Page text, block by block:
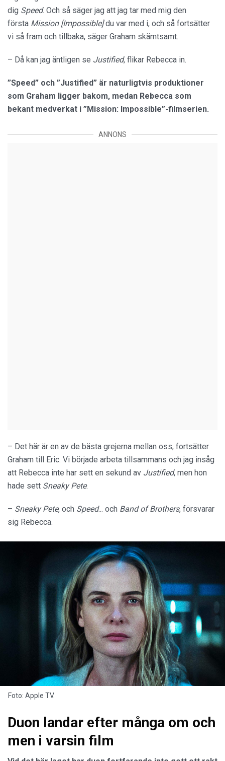
dig Speed. Och så säger jag att jag tar med mig den
första Mission [Impossible]du var med i, och så fortsätter
vi så fram och tillbaka, säger Graham skämtsamt.
– Då kan jag äntligen se Justified, flikar Rebecca in.
”Speed” och ”Justified” är naturligtvis produktioner
som Graham ligger bakom, medan Rebecca som
bekant medverkat i ”Mission: Impossible”-filmserien.
ANNONS
– Det här är en av de bästa grejerna mellan oss, fortsätter
Graham till Eric. Vi började arbeta tillsammans och jag insåg
att Rebecca inte har sett en sekund av Justified, men hon
hade sett Sneaky Pete.
– Sneaky Pete, och Speed... och Band of Brothers, försvarar
sig Rebecca.
Foto: Apple TV.
Duon landar efter många om och
men i varsin film